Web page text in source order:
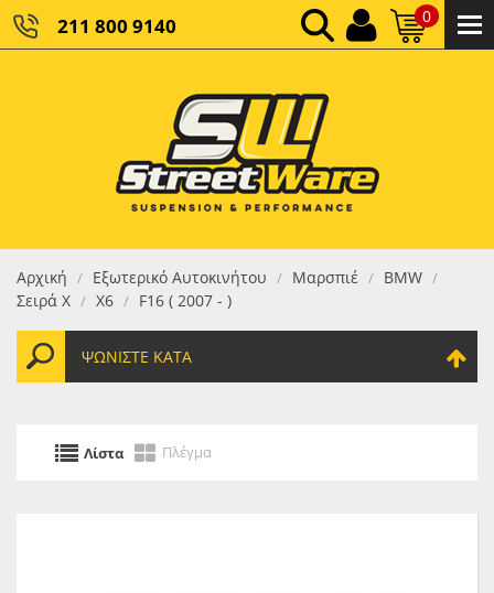
211 800 9140 0
ΚΑΘΑΡΌ ΣΎΝΟΛΟ:
ΤΕΛΙΚΌ ΣΎΝΟΛΟ:0,00 €
Αρχική / Εξωτερικό Αυτοκινήτου / Μαρσπιέ / BMW /
Σειρά X / X6 / F16 ( 2007 - )
ΨΩΝΊΣΤΕ ΚΑΤΆ
Λίστα Πλέγμα